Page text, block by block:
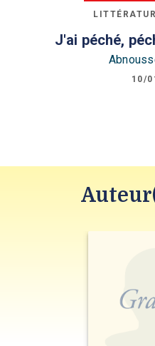
J'ai péché,
10/